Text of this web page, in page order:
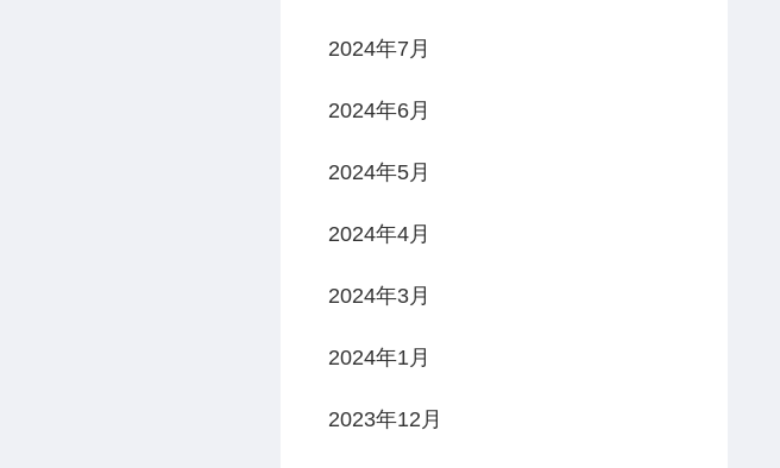
2024年7月
2024年6月
2024年5月
2024年4月
2024年3月
2024年1月
2023年12月